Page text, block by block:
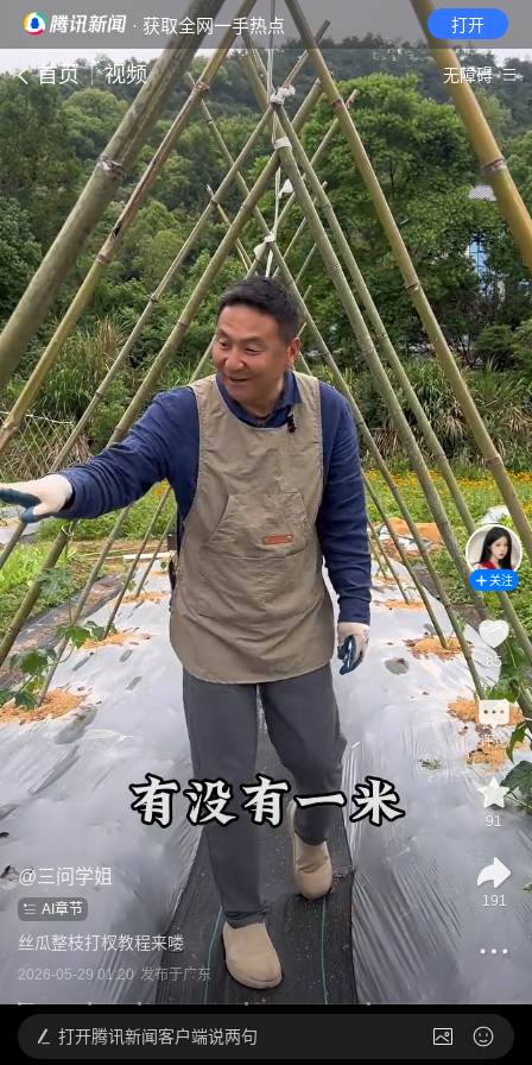
· 获取全网一手热点 打开
首页 视频 无障碍
@三问学姐
AI章节
丝瓜整枝打杈教程来喽
2026-05-29 01:20 发布于广东
关注
85
评论
91
191
打开腾讯新闻客户端说两句